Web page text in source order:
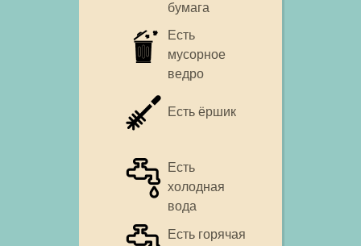
бумага
Есть
мусорное
ведро
Есть ёршик
Есть
холодная
вода
Есть горячая